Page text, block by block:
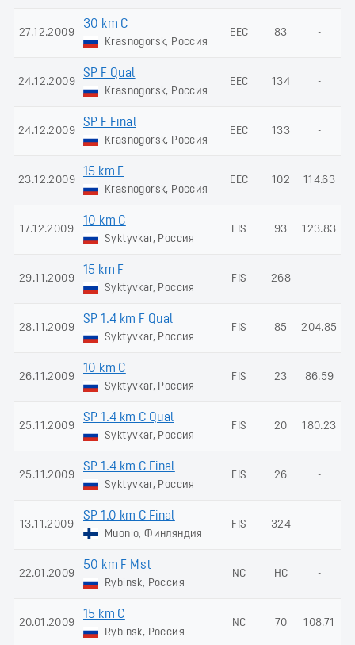
27.12.2009
30 km C
Krasnogorsk, Россия
EEC 83 -
24.12.2009
SP F Qual
Krasnogorsk, Россия
EEC 134 -
24.12.2009
SP F Final
Krasnogorsk, Россия
EEC 133 -
23.12.2009
15 km F
Krasnogorsk, Россия
EEC 102 114.63
17.12.2009
10 km C
Syktyvkar, Россия
FIS 93 123.83
29.11.2009
15 km F
Syktyvkar, Россия
FIS 268 -
28.11.2009
SP 1.4 km F Qual
Syktyvkar, Россия
FIS 85 204.85
26.11.2009
10 km C
Syktyvkar, Россия
FIS 23 86.59
25.11.2009
SP 1.4 km C Qual
Syktyvkar, Россия
FIS 20 180.23
25.11.2009
SP 1.4 km C Final
Syktyvkar, Россия
FIS 26 -
13.11.2009
SP 1.0 km C Final
Muonio, Финляндия
FIS 324 -
22.01.2009
50 km F Mst
Rybinsk, Россия
NC НС -
20.01.2009
15 km C
Rybinsk, Россия
NC 70 108.71